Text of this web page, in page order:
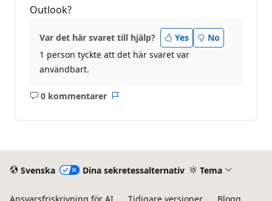
Outlook?
Var det här svaret till hjälp? Yes
No
1 person tyckte att det här svaret var
användbart.
0 kommentarer
Inga
Svenska Dina sekretessalternativ Tema